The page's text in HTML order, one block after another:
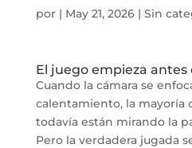
por | May 21, 2026| Sin
El juego empieza
Cuando la cámara se
calentamiento, la mayoría
todavía están mirando la
Pero la verdadera jugada